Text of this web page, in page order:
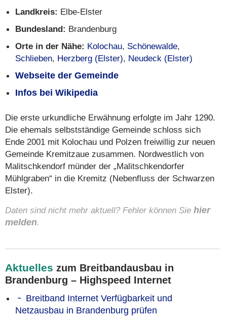
Landkreis: Elbe-Elster
Bundesland: Brandenburg
Orte in der Nähe: Kolochau, Schönewalde,
Schlieben, Herzberg (Elster), Neudeck (Elster)
Webseite der Gemeinde
Infos bei Wikipedia
Die erste urkundliche Erwähnung erfolgte im Jahr 1290.
Die ehemals selbstständige Gemeinde schloss sich
Ende 2001 mit Kolochau und Polzen freiwillig zur neuen
Gemeinde Kremitzaue zusammen. Nordwestlich von
Malitschkendorf münder der „Malitschkendorfer
Mühlgraben“ in die Kremitz (Nebenfluss der Schwarzen
Elster).
Daten sind nicht mehr aktuell? Fehler können Sie hier
melden.
Aktuelles zum Breitbandausbau in
Brandenburg – Highspeed Internet
Breitband Internet Verfügbarkeit und
Netzausbau in Brandenburg prüfen